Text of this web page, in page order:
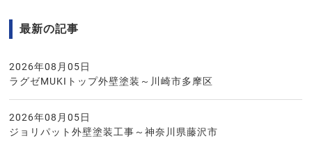
最新の記事
2026年08月05日
ラグゼMUKIトップ外壁塗装～川崎市多摩区
2026年08月05日
ジョリパット外壁塗装工事～神奈川県藤沢市